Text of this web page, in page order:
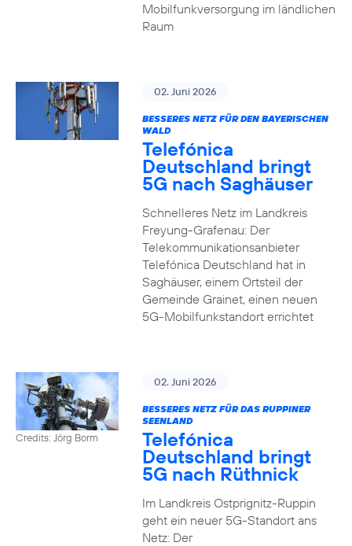
Mobilfunkversorgung im ländlichen
Raum
02. Juni 2026
BESSERES NETZ FÜR DEN BAYERISCHEN
WALD
Telefónica
Deutschland bringt
5G nach Saghäuser
Schnelleres Netz im Landkreis
Freyung-Grafenau: Der
Telekommunikationsanbieter
Telefónica Deutschland hat in
Saghäuser, einem Ortsteil der
Gemeinde Grainet, einen neuen
5G-Mobilfunkstandort errichtet
Credits: Jörg Borm
02. Juni 2026
BESSERES NETZ FÜR DAS RUPPINER
SEENLAND
Telefónica
Deutschland bringt
5G nach Rüthnick
Im Landkreis Ostprignitz-Ruppin
geht ein neuer 5G-Standort ans
Netz: Der